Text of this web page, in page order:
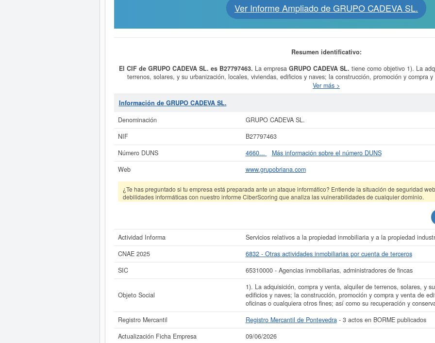
Ver Informe Ampliado de GRUPO CADEVA SL.
Resumen identificativo:
El CIF de GRUPO CADEVA SL. es B27797463. La empresa GRUPO CADEVA SL. tiene como objetivo 1). La
terrenos, solares, y su urbanización, locales, viviendas, edificios y naves; la construcción, promoción y compra
apartamentos, oficinas o cualquiera otros fines; así como su recuperación y conservación. CNAE 4110 y se dió
está incluida dentro de la categoría CNAE 6832 - Otras actividades inmobiliarias por cuenta de terceros.
Clasificación de actividades empresariales, la empresa
esta empresa las demás que estén relacionadas. La empresaGRUPO CADEVA SL.
Si está interesado en conocer más datos de la empresa GRUPO CADEVA SL. puede
CADEVA SL. y consultar los resultados de sus años de actividad, así como los balances y cuentas
La última actualización del informe de empresa se ha realizado el 09/06/2026.
Ver más >
Información de GRUPO CADEVA SL.
Denominación
GRUPO CADEVA SL.
NIF
B27797463
Número DUNS
4660...
Más información sobre el número DUNS
Web
www.grupobriana.com
¿Te has preguntado si tu empresa está preparada ante un ataque informático? Entiende la situación de seguridad
debilidades informáticas con nuestro informe CiberScoring que analiza las vulnerabilidades de cualquier dominio.
Actividad Informa
Servicios relativos a la propiedad inmobiliaria y a la propiedad
CNAE 2025
6832 - Otras actividades inmobiliarias por cuenta de terceros
SIC
65310000 - Agencias inmobiliarias, administradores de fincas
Objeto Social
1). La adquisición, compra y venta, alquiler de terrenos, solares, y
edificios y naves; la construcción, promoción y compra y venta de
oficinas o cualquiera otros fines; así como su recuperación y
Registro Mercantil
Registro Mercantil de Pontevedra- 3 actos en BORME publicados
Actualización Ficha Empresa
09/06/2026